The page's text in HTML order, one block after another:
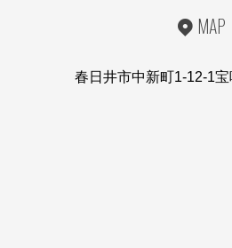
MAP
春日井市中新町1-12-1